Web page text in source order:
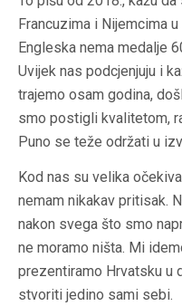
Francuzima i Nijemcima
Engleska nema medalje
Uvijek nas podcjenjuju i
trajemo osam godina,
smo postigli kvalitetom,
Puno se teže održati u
Kod nas su velika
nemam nikakav pritisak.
nakon svega što smo
ne moramo ništa. Mi
prezentiramo Hrvatsku u
stvoriti jedino sami sebi.